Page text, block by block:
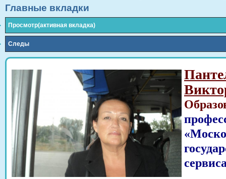
Главные вкладки
Просмотр(активная вкладка)
Следы